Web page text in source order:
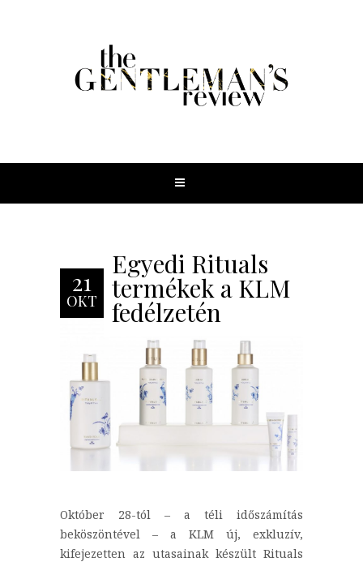
21
OKT
Egyedi Rituals
termékek a KLM
fedélzetén
Október 28-tól – a téli időszámítás
beköszöntével – a KLM új, exkluzív,
kifejezetten az utasainak készült Rituals